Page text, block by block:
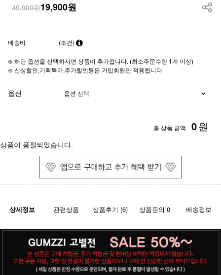
49,900원19,900원
배송비 (조건)
⊙ 하단 옵션을 선택하시면 상품이 추가됩니다. (최소주문수량 1개 이상)
⊙ 신상할인,기획특가,추가할인등은 가입회원만 적용됩니다
옵션
총 상품 금액 0원
상품이 품절되었습니다.
상세정보 관련상품 상품후기 (6) 상품문의 0 배송정보